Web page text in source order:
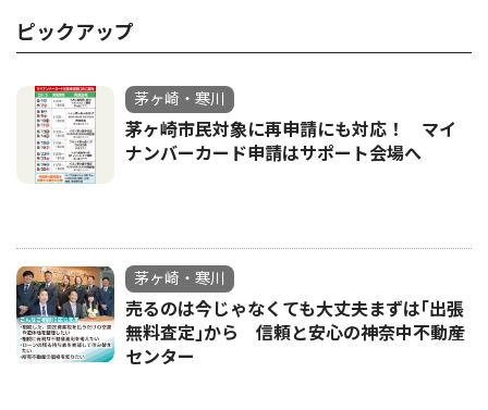
ピックアップ
茅ヶ崎・寒川
茅ヶ崎市民対象に再申請にも対応！ マイ
ナンバーカード申請はサポート会場へ
茅ヶ崎・寒川
売るのは今じゃなくても大丈夫まずは｢出張
無料査定｣から 信頼と安心の神奈中不動産
センター